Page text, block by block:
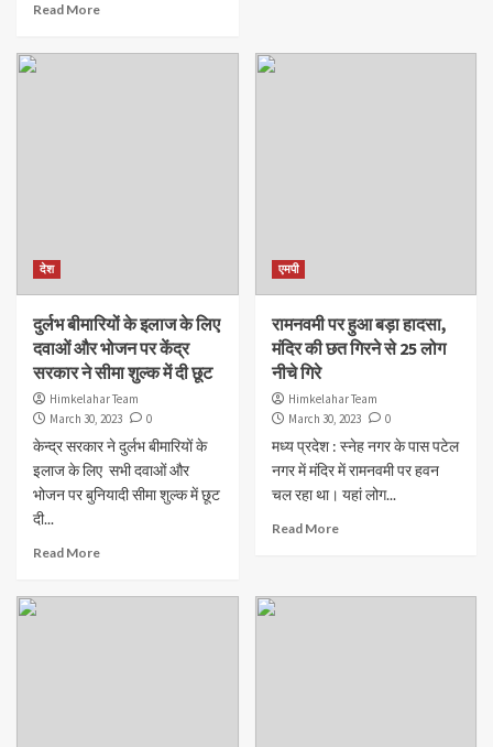
Read More
देश
दुर्लभ बीमारियों के इलाज के लिए
दवाओं और भोजन पर केंद्र
सरकार ने सीमा शुल्क में दी छूट
Himkelahar Team
March 30, 2023
0
केन्द्र सरकार ने दुर्लभ बीमारियों के
इलाज के लिए सभी दवाओं और
भोजन पर बुनियादी सीमा शुल्क में छूट
दी...
Read More
एमपी
रामनवमी पर हुआ बड़ा हादसा,
मंदिर की छत गिरने से 25 लोग
नीचे गिरे
Himkelahar Team
March 30, 2023
0
मध्य प्रदेश : स्नेह नगर के पास पटेल
नगर में मंदिर में रामनवमी पर हवन
चल रहा था। यहां लोग...
Read More